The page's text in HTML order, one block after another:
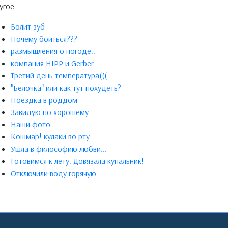
Болит зуб
Почему боиться???
размышления о погоде..
компания HIPP и Gerber
Третий день температура(((
"Белочка" или как тут похудеть?
Поездка в роддом
Завидую по хорошему.
Наши фото
Кошмар! кулаки во рту
Ушла в философию любви...
Готовимся к лету. Довязала купальник!
Отключили воду горячую